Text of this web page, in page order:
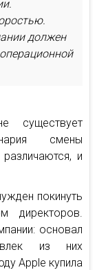
должен
существует
смены
и
покинуть
директоров.
основал
из них
Apple купила